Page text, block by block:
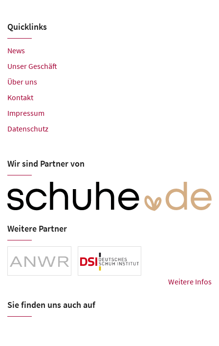
Quicklinks
News
Unser Geschäft
Über uns
Kontakt
Impressum
Datenschutz
Wir sind Partner von
Weitere Partner
Weitere Infos
Sie finden uns auch auf